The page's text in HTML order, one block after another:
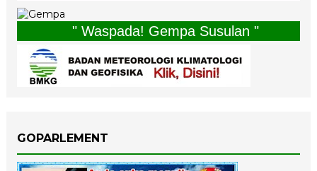
" Waspada! Gempa Susulan "
GOPARLEMENT